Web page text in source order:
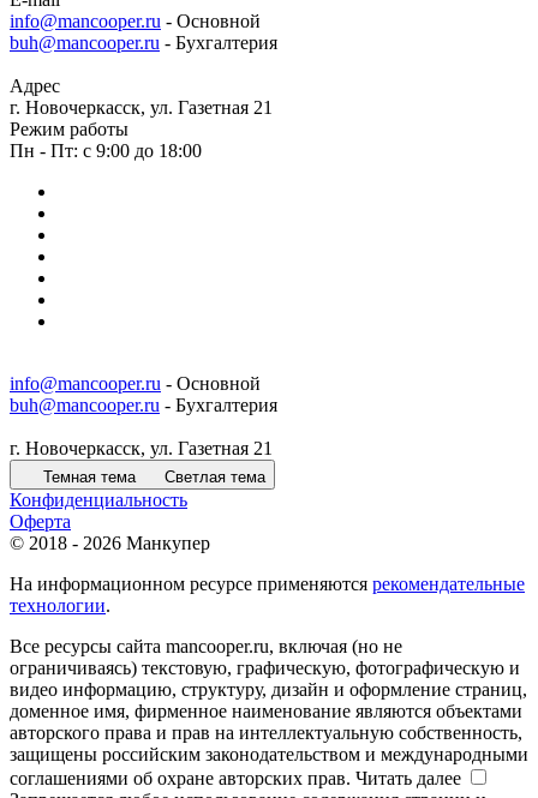
info@mancooper.ru - Основной
buh@mancooper.ru - Бухгалтерия
Адрес
г. Новочеркасск, ул. Газетная 21
Режим работы
Пн - Пт: с 9:00 до 18:00
info@mancooper.ru - Основной
buh@mancooper.ru - Бухгалтерия
г. Новочеркасск, ул. Газетная 21
Темная тема Светлая тема
Конфиденциальность
Оферта
© 2018 - 2026 Манкупер
На информационном ресурсе применяются рекомендательные
технологии.
Все ресурсы сайта mancooper.ru, включая (но не
ограничиваясь) текстовую, графическую, фотографическую и
видео информацию, структуру, дизайн и оформление страниц,
доменное имя, фирменное наименование являются объектами
авторского права и прав на интеллектуальную собственность,
защищены российским законодательством и международными
соглашениями об охране авторских прав. Читать далее